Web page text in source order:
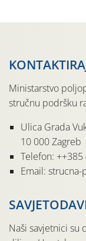
Ministarstvo
stručnu podršku
Ulica Grada
10 000 Zagreb
Telefon: ++385
Email:
Naši savjetnici